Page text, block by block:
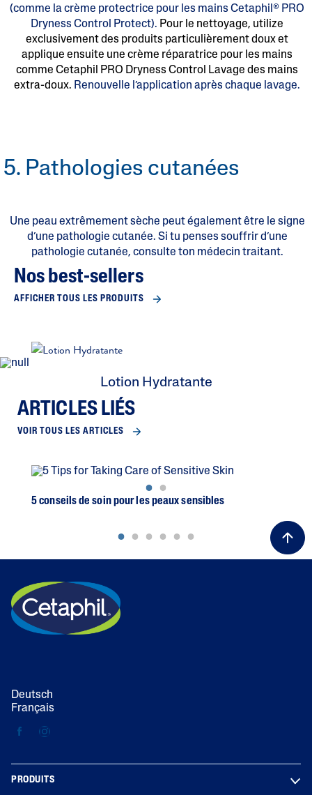
(comme la crème protectrice pour les mains Cetaphil® PRO
Dryness Control Protect). Pour le nettoyage, utilize
exclusivement des produits particulièrement doux et
applique ensuite une crème réparatrice pour les mains
comme Cetaphil PRO Dryness Control Lavage des mains
extra-doux. Renouvelle l’application après chaque lavage.
5. Pathologies cutanées
Une peau extrêmement sèche peut également être le signe
d’une pathologie cutanée. Si tu penses souffrir d’une
pathologie cutanée, consulte ton médecin traitant.
Nos best-sellers
AFFICHER TOUS LES PRODUITS
Lotion Hydratante
ARTICLES LIÉS
VOIR TOUS LES ARTICLES
5 conseils de soin pour les peaux sensibles
Deutsch
Français
PRODUITS